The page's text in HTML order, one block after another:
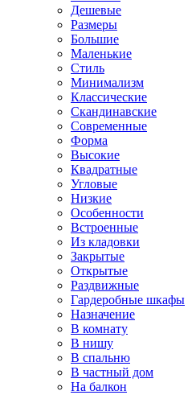
Дешевые
Размеры
Большие
Маленькие
Стиль
Минимализм
Классические
Скандинавские
Современные
Форма
Высокие
Квадратные
Угловые
Низкие
Особенности
Встроенные
Из кладовки
Закрытые
Открытые
Раздвижные
Гардеробные шкафы
Назначение
В комнату
В нишу
В спальню
В частный дом
На балкон